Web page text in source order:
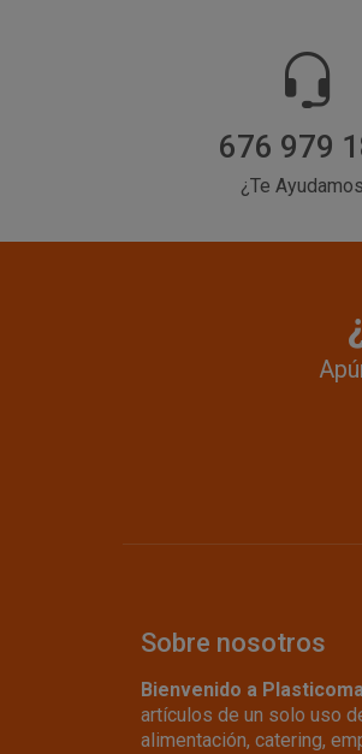
676 979
¿Te
Sobre nosotros
Bienvenido a
artículos de un solo uso
alimentación, catering,